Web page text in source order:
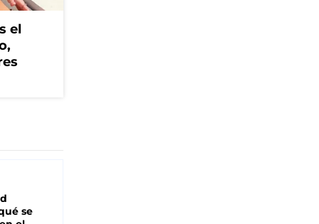
el
se